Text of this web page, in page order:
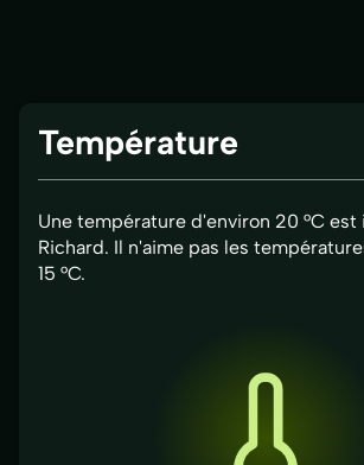
Température
Une température d'environ 20 °C est
Richard. Il n'aime pas les
15 °C.